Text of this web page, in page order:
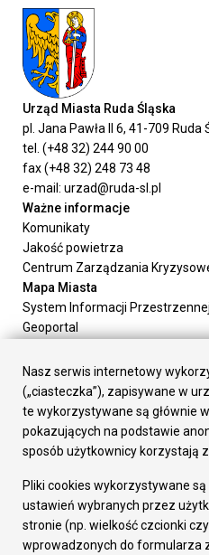
Urząd Miasta Ruda Śląska
pl. Jana Pawła II 6, 41-709 Ruda
tel. (+48 32) 244 90 00
fax (+48 32) 248 73 48
e-mail: urzad@ruda-sl.pl
Ważne informacje
Komunikaty
Jakość powietrza
Centrum Zarządzania
Mapa Miasta
System Informacji Przestrzennej
Geoportal
Załatw sprawę
Prezydent Miasta
Rada Miasta
Wydziały
Elektroniczna Skrzynka
Gospodarka
Fundusze europejskie
Środki krajowe
Oferty inwestycyjne
Nasz serwis internetowy
(„ciasteczka”), zapisywane w
te wykorzystywane są głównie
pokazujących na podstawie
sposób użytkownicy korzystają
Pliki cookies wykorzystywane
ustawień wybranych przez
stronie (np. wielkość czcionki
wprowadzonych do formularza